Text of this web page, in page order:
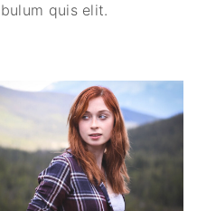
quis elit.